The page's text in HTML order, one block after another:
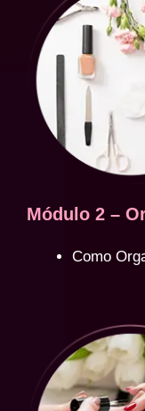
Módulo 2 –
Como